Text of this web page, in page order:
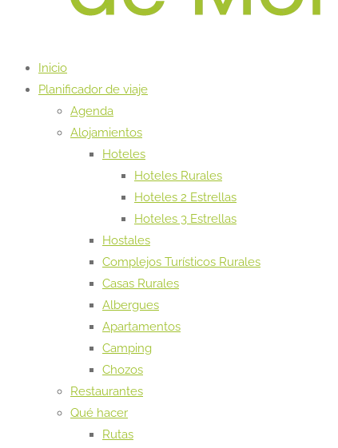
Inicio
Planificador de viaje
Agenda
Alojamientos
Hoteles
Hoteles Rurales
Hoteles 2 Estrellas
Hoteles 3 Estrellas
Hostales
Complejos Turísticos Rurales
Casas Rurales
Albergues
Apartamentos
Camping
Chozos
Restaurantes
Qué hacer
Rutas